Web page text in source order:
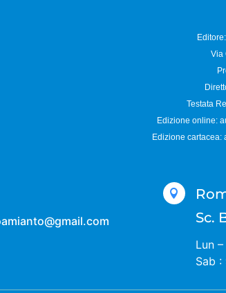
Via
Testata
Edizione online:
Edizione cartacea:

Sc.
Lun
Sab :